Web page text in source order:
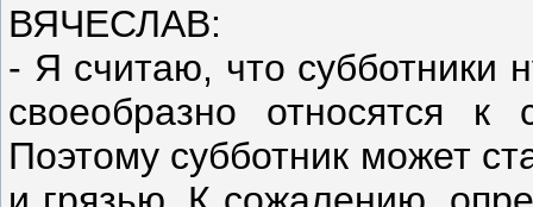
ВЯЧЕСЛАВ:
- Я считаю, что
своеобразно относятся к
Поэтому субботник может